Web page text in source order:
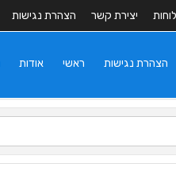
יצירת קשר הצהרת נגישות
אודות ראשי הצהרת נגישות